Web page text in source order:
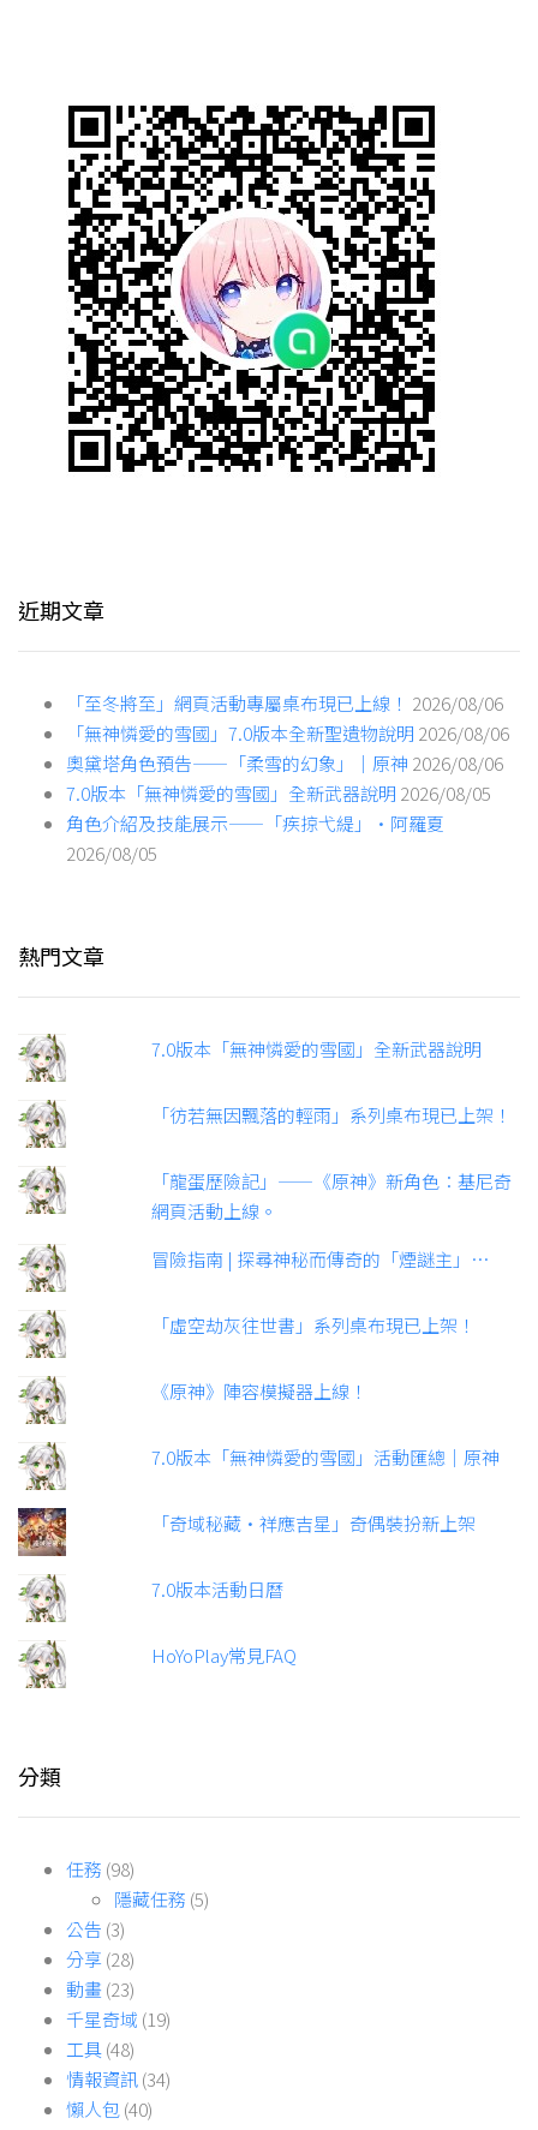
近期文章
「至冬將至」網頁活動專屬桌布現已上線！ 2026/08/06
「無神憐愛的雪國」7.0版本全新聖遺物說明 2026/08/06
奧黛塔角色預告——「柔雪的幻象」｜原神 2026/08/06
7.0版本「無神憐愛的雪國」全新武器說明 2026/08/05
角色介紹及技能展示——「疾掠弋緹」·阿羅夏
2026/08/05
熱門文章
7.0版本「無神憐愛的雪國」全新武器說明
「彷若無因飄落的輕雨」系列桌布現已上架！
「龍蛋歷險記」——《原神》新角色：基尼奇
網頁活動上線。
冒險指南 | 探尋神秘而傳奇的「煙謎主」…
「虛空劫灰往世書」系列桌布現已上架！
《原神》陣容模擬器上線！
7.0版本「無神憐愛的雪國」活動匯總｜原神
「奇域秘藏·祥應吉星」奇偶裝扮新上架
7.0版本活動日曆
HoYoPlay常見FAQ
分類
任務 (98)
隱藏任務 (5)
公告 (3)
分享(28)
動畫(23)
千星奇域 (19)
工具(48)
情報資訊(34)
懶人包(40)